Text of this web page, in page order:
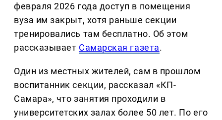
февраля 2026 года доступ в помещения
вуза им закрыт, хотя раньше секции
тренировались там бесплатно. Об этом
рассказывает Самарская газета.
Один из местных жителей, сам в прошлом
воспитанник секции, рассказал «КП-
Самара», что занятия проходили в
университетских залах более 50 лет. По его